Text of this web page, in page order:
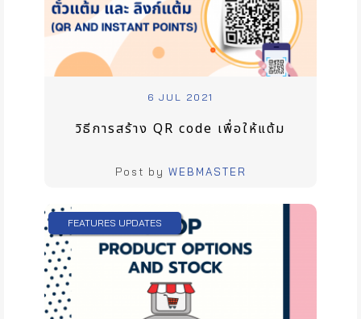
6 JUL 2021
วิธีการสร้าง QR code เพื่อให้แต้ม
Post by WEBMASTER
FEATURES UPDATES